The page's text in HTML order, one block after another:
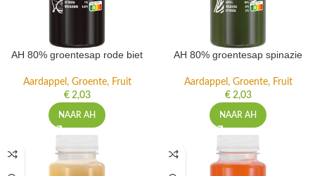
AH 80% groentesap rode biet
Aardappel, Groente, Fruit
€2,03
NAAR AH
AH 80% groentesap spinazie
Aardappel, Groente, Fruit
€2,03
NAAR AH